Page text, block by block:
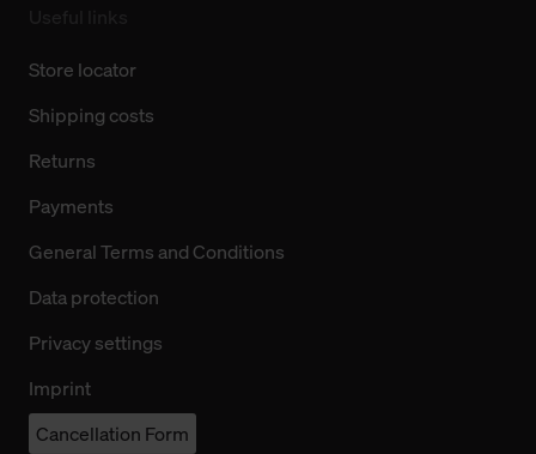
Store locator
Shipping costs
Returns
Payments
General Terms and Conditions
Data protection
Privacy settings
Imprint
Cancellation Form